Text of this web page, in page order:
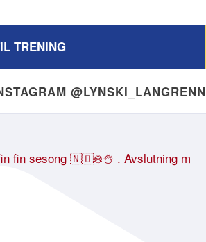
TRENING
@LYNSKI_LANGRENN
fin sesong 🇳🇴❄️☃️ . Avslutning m